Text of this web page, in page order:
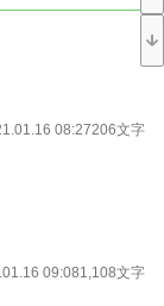
08:27206文字
09:081,108文字